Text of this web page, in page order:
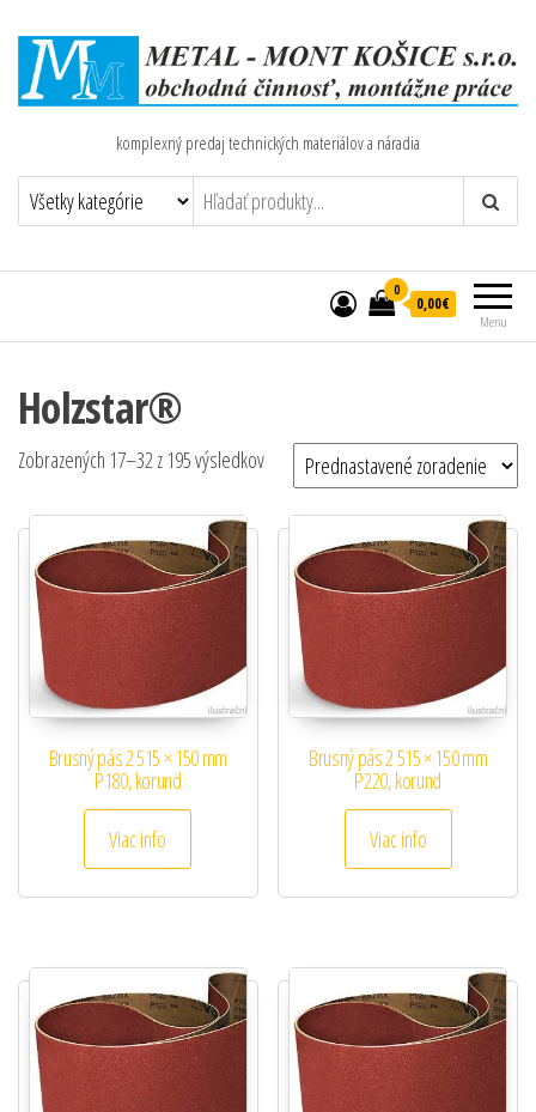
komplexný predaj technických materiálov a náradia
Menu
0
0,00€
Holzstar®
Zobrazených 17–32 z 195 výsledkov
Brusný pás 2 515 × 150 mm
P180, korund
Viac info
Brusný pás 2 515 × 150 mm
P220, korund
Viac info